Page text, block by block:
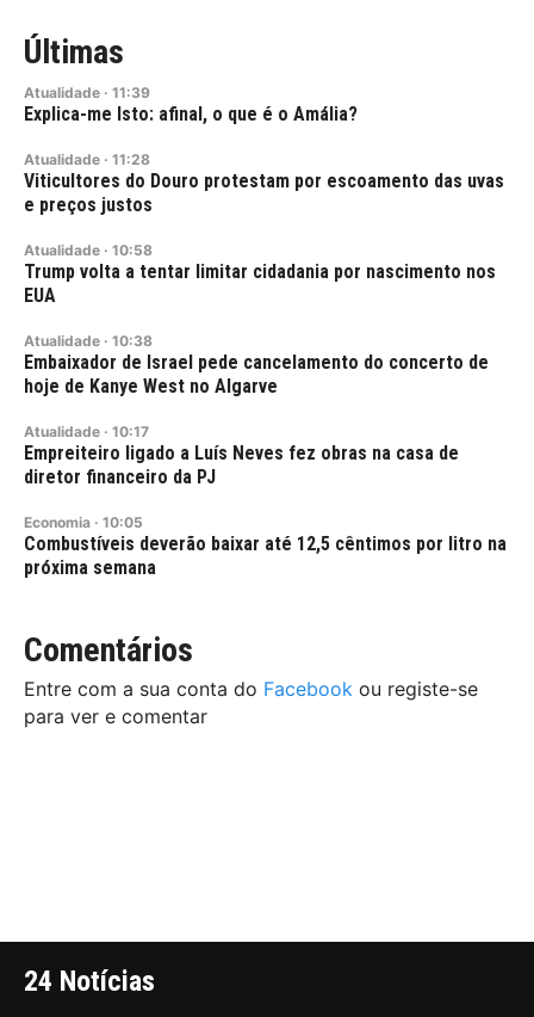
Últimas
Atualidade · 11:39
Explica-me Isto: afinal, o que é o Amália?
Atualidade · 11:28
Viticultores do Douro protestam por escoamento das uvas
e preços justos
Atualidade · 10:58
Trump volta a tentar limitar cidadania por nascimento nos
EUA
Atualidade · 10:38
Embaixador de Israel pede cancelamento do concerto de
hoje de Kanye West no Algarve
Atualidade · 10:17
Empreiteiro ligado a Luís Neves fez obras na casa de
diretor financeiro da PJ
Economia · 10:05
Combustíveis deverão baixar até 12,5 cêntimos por litro na
próxima semana
Comentários
Entre com a sua conta do Facebook ou registe-se
para ver e comentar
24 Notícias